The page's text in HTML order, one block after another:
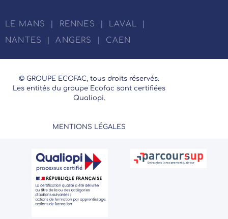
LE MANS RENNES LAVAL
NANTES
ANGERS CAEN
© GROUPE ECOFAC, tous droits réservés.
Les entités du groupe Ecofac sont certifiées
Qualiopi.
MENTIONS LÉGALES